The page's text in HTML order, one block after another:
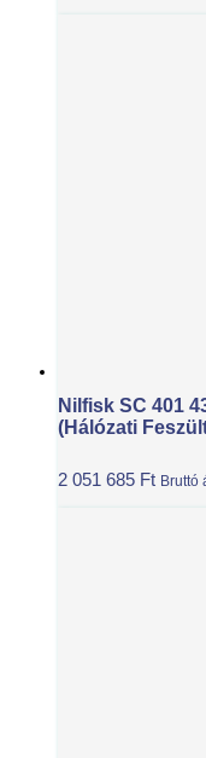
Nilfisk SC 401
(Hálózati
2 051 685 Ft Bruttó